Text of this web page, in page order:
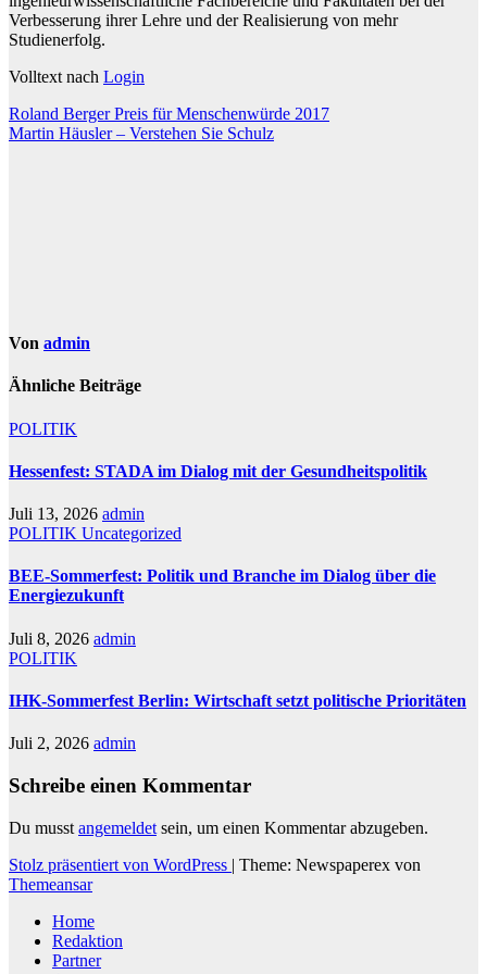
Verbesserung ihrer Lehre und der Realisierung von mehr
Studienerfolg.
Volltext nach Login
Beitragsnavigation
Roland Berger Preis für Menschenwürde 2017
Martin Häusler – Verstehen Sie Schulz
Von admin
Ähnliche Beiträge
POLITIK
Hessenfest: STADA im Dialog mit der Gesundheitspolitik
Juli 13, 2026 admin
POLITIK Uncategorized
BEE-Sommerfest: Politik und Branche im Dialog über die
Energiezukunft
Juli 8, 2026 admin
POLITIK
IHK-Sommerfest Berlin: Wirtschaft setzt politische Prioritäten
Juli 2, 2026 admin
Schreibe einen Kommentar
Du musst angemeldet sein, um einen Kommentar abzugeben.
Stolz präsentiert von WordPress | Theme: Newspaperex von
Themeansar
Home
Redaktion
Partner